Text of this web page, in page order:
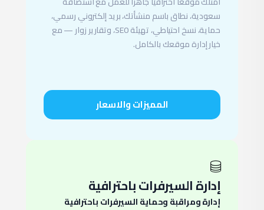
سعودية، نطاق باسم منشأتك، بريد إلكتروني رسمي،
حماية، نسخ احتياطي، تهيئة SEO، وتقارير زوار — مع
خيار إدارة موقعك بالكامل.
المميزات والاسعار
إدارة السيرفرات باحترافية
إدارة ومراقبة وحماية السيرفرات باحترافية